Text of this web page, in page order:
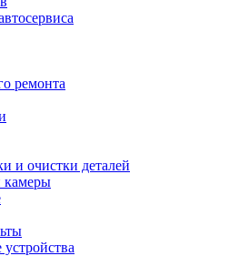
ремонта
и очистки деталей
камеры